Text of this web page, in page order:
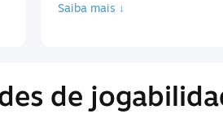
Saiba mais ↓
de